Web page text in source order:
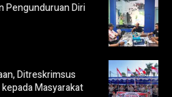
Pengunduruan Diri
Ditreskrimsus
Masyarakat